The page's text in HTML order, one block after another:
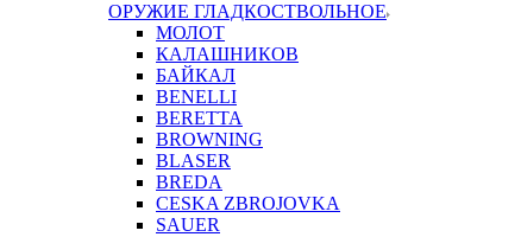
ОРУЖИЕ ГЛАДКОСТВОЛЬНОЕ
МОЛОТ
КАЛАШНИКОВ
БАЙКАЛ
BENELLI
BERETTA
BROWNING
BLASER
BREDA
CESKA ZBROJOVKA
SAUER